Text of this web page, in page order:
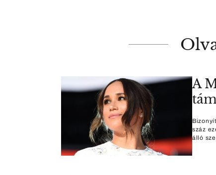
A
száz
álló